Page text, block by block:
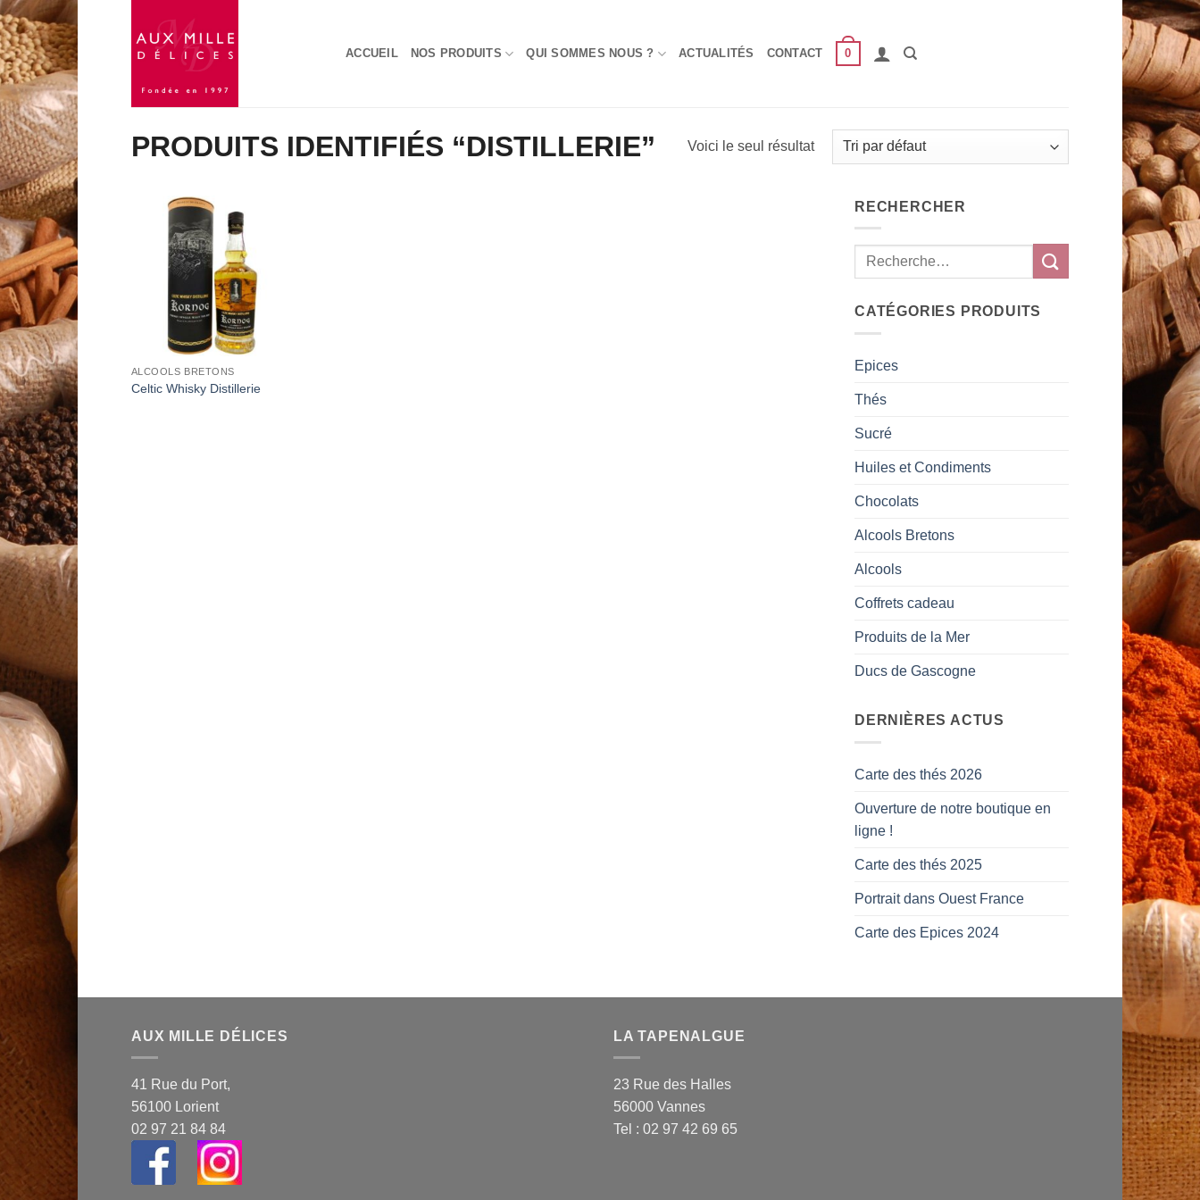
au
contenu
ACCUEIL NOS PRODUITS QUI SOMMES NOUS ? ACTUALITÉS CONTACT 0
PRODUITS IDENTIFIÉS “DISTILLERIE” Voici le seul résultat
Add to
Wishlist
ALCOOLS BRETONS
Celtic Whisky Distillerie
RECHERCHER
CATÉGORIES PRODUITS
Epices
Thés
Sucré
Huiles et Condiments
Chocolats
Alcools Bretons
Alcools
Coffrets cadeau
Produits de la Mer
Ducs de Gascogne
DERNIÈRES ACTUS
Carte des thés 2026
Ouverture de notre boutique en
ligne !
Carte des thés 2025
Portrait dans Ouest France
Carte des Epices 2024
AUX MILLE DÉLICES
41 Rue du Port,
56100 Lorient
02 97 21 84 84
LA TAPENALGUE
23 Rue des Halles
56000 Vannes
Tel : 02 97 42 69 65